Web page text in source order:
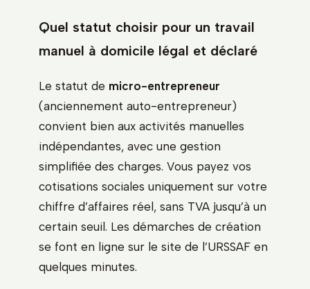
Quel statut choisir pour un travail
manuel à domicile légal et déclaré
Le statut de micro-entrepreneur
(anciennement auto-entrepreneur)
convient bien aux activités manuelles
indépendantes, avec une gestion
simplifiée des charges. Vous payez vos
cotisations sociales uniquement sur votre
chiffre d’affaires réel, sans TVA jusqu’à un
certain seuil. Les démarches de création
se font en ligne sur le site de l’URSSAF en
quelques minutes.